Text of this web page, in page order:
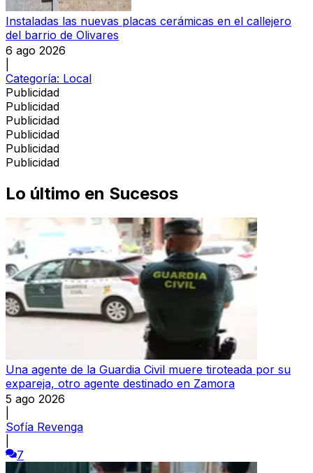
Instaladas las nuevas placas cerámicas en el callejero
del barrio de Olivares
6 ago 2026
Categoría: Local
Publicidad
Publicidad
Publicidad
Publicidad
Publicidad
Publicidad
Lo último en Sucesos
Una agente de la Guardia Civil muere tiroteada por su
expareja, otro agente destinado en Zamora
5 ago 2026
Sofía Revenga
7